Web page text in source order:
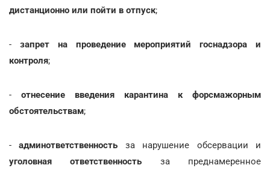
дистанционно или пойти в отпуск;
- запрет на проведение мероприятий госнадзора и
контроля;
- отнесение введения карантина к форсмажорным
обстоятельствам;
-админответственность за нарушение обсервации и
уголовная ответственность за преднамеренное